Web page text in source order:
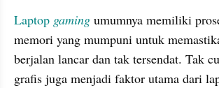
Laptop gaming umumnya memiliki
memori yang mumpuni untuk
berjalan lancar dan tak tersendat. Tak
grafis juga menjadi faktor utama dari